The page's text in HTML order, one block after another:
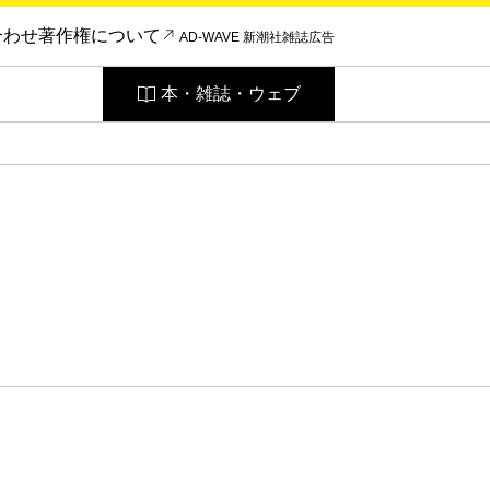
せ著作権について AD-WAVE 新潮社雑誌広告
本・雑誌・ウェブ